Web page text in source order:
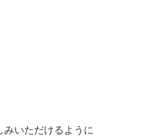
いただけるように